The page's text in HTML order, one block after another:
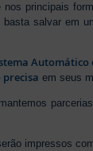
principais
basta salvar em
Automático
em seus
impressos